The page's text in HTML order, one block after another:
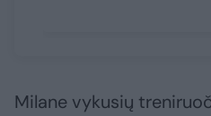
Milane vykusių